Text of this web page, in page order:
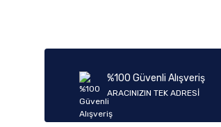
%100 Güvenli Alışveriş
ARACINIZIN TEK ADRESİ